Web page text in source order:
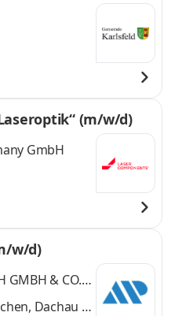
(m/w/d)
GmbH
w/d)
GMBH & CO.
Dachau /